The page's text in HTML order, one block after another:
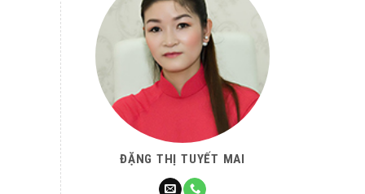
ĐẶNG THỊ TUYẾT MAI